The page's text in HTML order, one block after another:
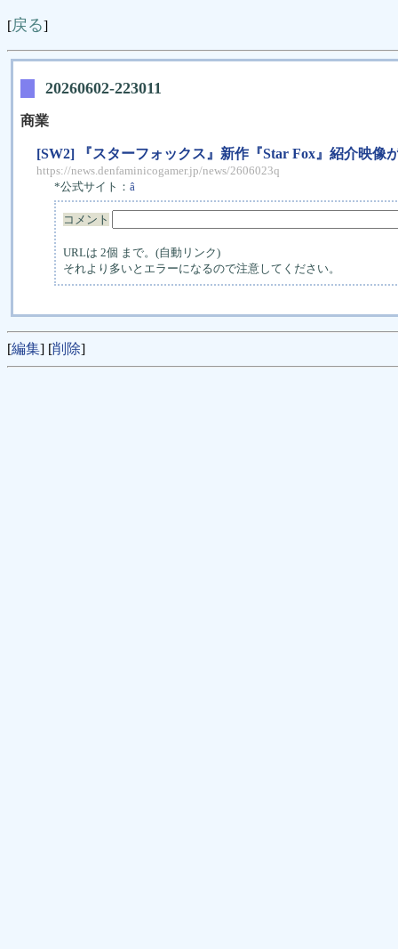
[戻る]
20260602-223011
商業
[SW2] 『スターフォックス』新作『Star Fox』紹介映像
https://news.denfaminicogamer.jp/news/2606023q
*公式サイト： â
コメント
URLは 2個 まで。(自動リンク)
それより多いとエラーになるので注意してください。
[編集] [削除]